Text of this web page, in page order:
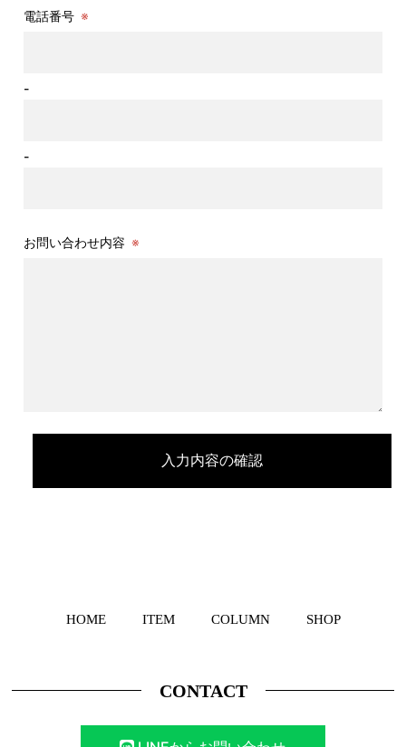
電話番号 ※
-
-
お問い合わせ内容 ※
HOME ITEM COLUMN SHOP
CONTACT